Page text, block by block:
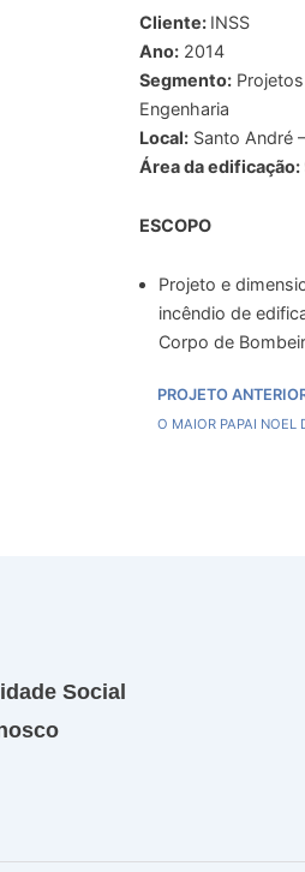
Cliente: INSS
Ano: 2014
Segmento:
Engenharia
Local: Santo André
Área da edificação:
ESCOPO
Projeto e
incêndio de
Corpo de
Prev
PROJETO
O MAIOR PAPAI NOEL
Social